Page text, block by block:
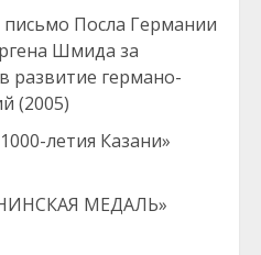
письмо Посла Германии
Шмида за
развитие германо-
(2005)
летия Казани»
МЕДАЛЬ»